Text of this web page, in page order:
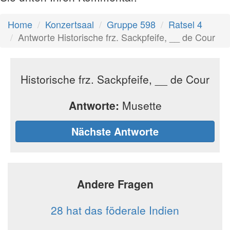
Home Konzertsaal Gruppe 598
Ratsel 4
Antworte Historische frz. Sackpfeife, __ de Cour
Historische frz. Sackpfeife, __ de Cour
Antworte: Musette
Nächste Antworte
Andere Fragen
28 hat das föderale Indien